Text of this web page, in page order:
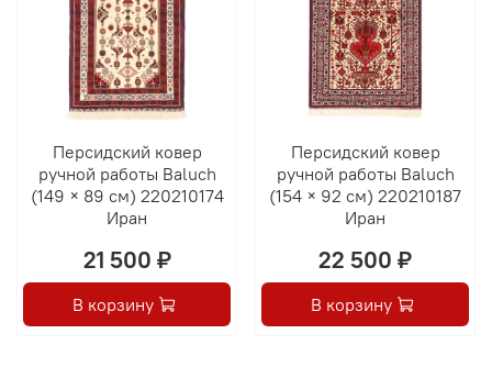
Персидский ковер
ручной работы Baluch
(149 × 89 см) 220210174
Иран
21 500 ₽
В корзину
Персидский ковер
ручной работы Baluch
(154 × 92 см) 220210187
Иран
22 500 ₽
В корзину